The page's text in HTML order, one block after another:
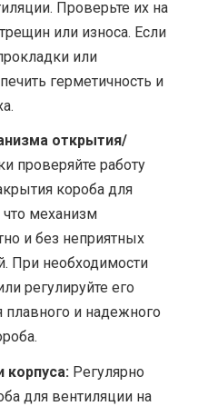
Проверьте их на
или износа. Если
или
герметичность и
открытия/
проверяйте работу
короба для
что механизм
и без неприятных
При необходимости
регулируйте его
плавного и надежного
корпуса: Регулярно
для вентиляции на